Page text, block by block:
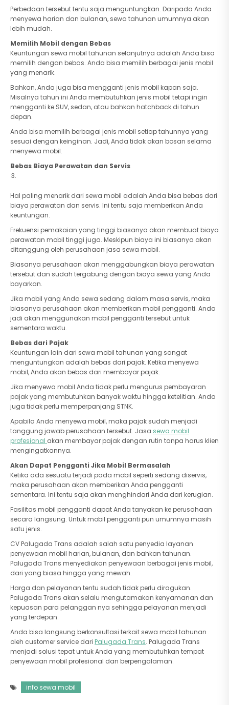
Perbedaan tersebut tentu saja menguntungkan. Daripada Anda
menyewa harian dan bulanan, sewa tahunan umumnya akan
lebih mudah.
Memilih Mobil dengan Bebas
Keuntungan sewa mobil tahunan selanjutnya adalah Anda bisa
memilih dengan bebas. Anda bisa memilih berbagai jenis mobil
yang menarik.
Bahkan, Anda juga bisa mengganti jenis mobil kapan saja.
Misalnya tahun ini Anda membutuhkan jenis mobil tetapi ingin
mengganti ke SUV, sedan, atau bahkan hatchback di tahun
depan.
Anda bisa memilih berbagai jenis mobil setiap tahunnya yang
sesuai dengan keinginan. Jadi, Anda tidak akan bosan selama
menyewa mobil.
Bebas Biaya Perawatan dan Servis
Hal paling menarik dari sewa mobil adalah Anda bisa bebas dari
biaya perawatan dan servis. Ini tentu saja memberikan Anda
keuntungan.
Frekuensi pemakaian yang tinggi biasanya akan membuat biaya
perawatan mobil tinggi juga. Meskipun biaya ini biasanya akan
ditanggung oleh perusahaan jasa sewa mobil.
Biasanya perusahaan akan menggabungkan biaya perawatan
tersebut dan sudah tergabung dengan biaya sewa yang Anda
bayarkan.
Jika mobil yang Anda sewa sedang dalam masa servis, maka
biasanya perusahaan akan memberikan mobil pengganti. Anda
jadi akan menggunakan mobil pengganti tersebut untuk
sementara waktu.
Bebas dari Pajak
Keuntungan lain dari sewa mobil tahunan yang sangat
menguntungkan adalah bebas dari pajak. Ketika menyewa
mobil, Anda akan bebas dari membayar pajak.
Jika menyewa mobil Anda tidak perlu mengurus pembayaran
pajak yang membutuhkan banyak waktu hingga ketelitian. Anda
juga tidak perlu memperpanjang STNK.
Apabila Anda menyewa mobil, maka pajak sudah menjadi
tanggung jawab perusahaan tersebut. Jasa sewa mobil
profesional akan membayar pajak dengan rutin tanpa harus klien
mengingatkannya.
Akan Dapat Pengganti Jika Mobil Bermasalah
Ketika ada sesuatu terjadi pada mobil seperti sedang diservis,
maka perusahaan akan memberikan Anda pengganti
sementara. Ini tentu saja akan menghindari Anda dari kerugian.
Fasilitas mobil pengganti dapat Anda tanyakan ke perusahaan
secara langsung. Untuk mobil pengganti pun umumnya masih
satu jenis.
CV Palugada Trans adalah salah satu penyedia layanan
penyewaan mobil harian, bulanan, dan bahkan tahunan.
Palugada Trans menyediakan penyewaan berbagai jenis mobil,
dari yang biasa hingga yang mewah.
Harga dan pelayanan tentu sudah tidak perlu diragukan.
Palugada Trans akan selalu mengutamakan kenyamanan dan
kepuasan para pelanggan nya sehingga pelayanan menjadi
yang terdepan.
Anda bisa langsung berkonsultasi terkait sewa mobil tahunan
oleh customer service dari Palugada Trans. Palugada Trans
menjadi solusi tepat untuk Anda yang membutuhkan tempat
penyewaan mobil profesional dan berpengalaman.
info sewa mobil